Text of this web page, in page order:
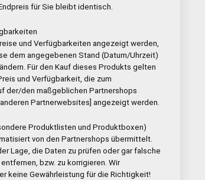
für Sie bleibt identisch.
und Verfügbarkeiten angezeigt werden,
dem angegebenen Stand (Datum/Uhrzeit)
Für den Kauf dieses Produkts gelten
und Verfügbarkeit, die zum
der/den maßgeblichen Partnershops
Partnerwebsites] angezeigt werden.
Produktlisten und Produktboxen)
von den Partnershops übermittelt.
Lage, die Daten zu prüfen oder gar falsche
bzw. zu korrigieren. Wir
keine Gewährleistung für die Richtigkeit!